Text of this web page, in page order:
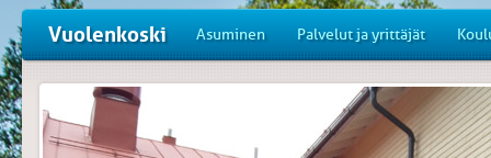
Vuolenkoski Asuminen Palvelut ja yrittäjät